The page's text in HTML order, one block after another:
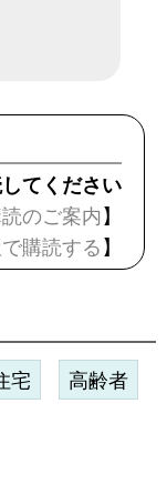
てください
のご案内 】
購読する 】
宅 高齢者